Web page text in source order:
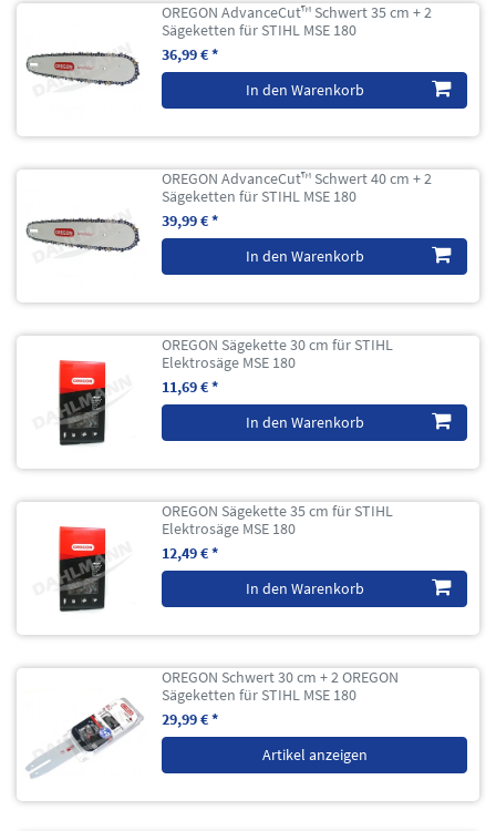
OREGON AdvanceCut™ Schwert 35 cm + 2
Sägeketten für STIHL MSE 180
36,99 € *
In den Warenkorb
OREGON AdvanceCut™ Schwert 40 cm + 2
Sägeketten für STIHL MSE 180
39,99 € *
In den Warenkorb
OREGON Sägekette 30 cm für STIHL
Elektrosäge MSE 180
11,69 € *
In den Warenkorb
OREGON Sägekette 35 cm für STIHL
Elektrosäge MSE 180
12,49 € *
In den Warenkorb
OREGON Schwert 30 cm + 2 OREGON
Sägeketten für STIHL MSE 180
29,99 € *
Artikel anzeigen